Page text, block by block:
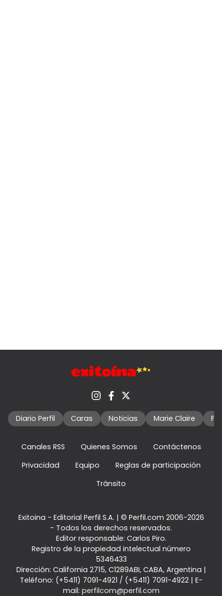
Diario Perfil Caras Noticias Marie Claire
Canales RSS Quienes Somos
Contáctenos
Privacidad
Equipo
Reglas de participación
Tránsito
Exitoina - Editorial Perfil S.A. | © Perfil.com 2006-2026
- Todos los derechos reservados.
Editor responsable: Carlos Piro.
Registro de la propiedad intelectual número
5346433
Dirección: California 2715, C1289ABI, CABA, Argentina |
Teléfono: (+5411) 7091-4921 / (+5411) 7091-4922| E-
mail: perfilcom@perfil.com